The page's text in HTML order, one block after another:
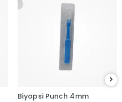
Biyopsi Punch 4mm